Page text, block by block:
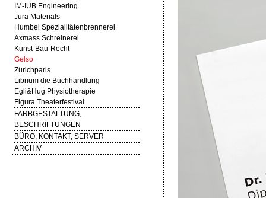
IM-IUB Engineering
Jura Materials
Humbel Spezialitätenbrennerei
Axmass Schreinerei
Kunst-Bau-Recht
Gelso
Zürichparis
Librium die Buchhandlung
Egli&Hug Physiotherapie
Figura Theaterfestival
FARBGESTALTUNG,
BESCHRIFTUNGEN
BÜRO, KONTAKT, SERVER
ARCHIV